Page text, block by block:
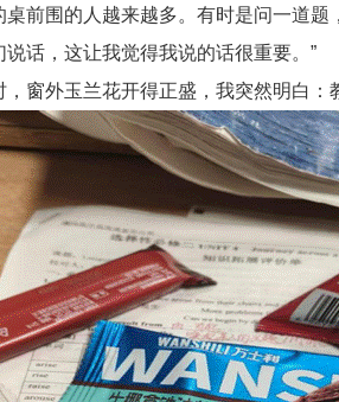
桌前围的人越来越多。有时是问一道
话，这让我觉得我说的话很重要。”
，窗外玉兰花开得正盛，我突然明白